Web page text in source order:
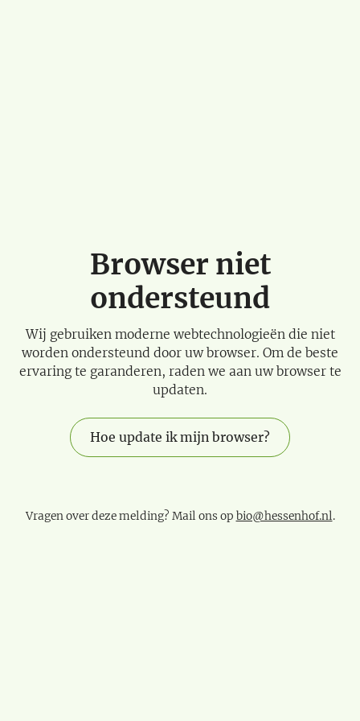
Browser niet
ondersteund
Wij gebruiken moderne webtechnologieën die niet
worden ondersteund door uw browser. Om de beste
ervaring te garanderen, raden we aan uw browser te
updaten.
Hoe update ik mijn browser?
Vragen over deze melding? Mail ons op bio@hessenhof.nl.